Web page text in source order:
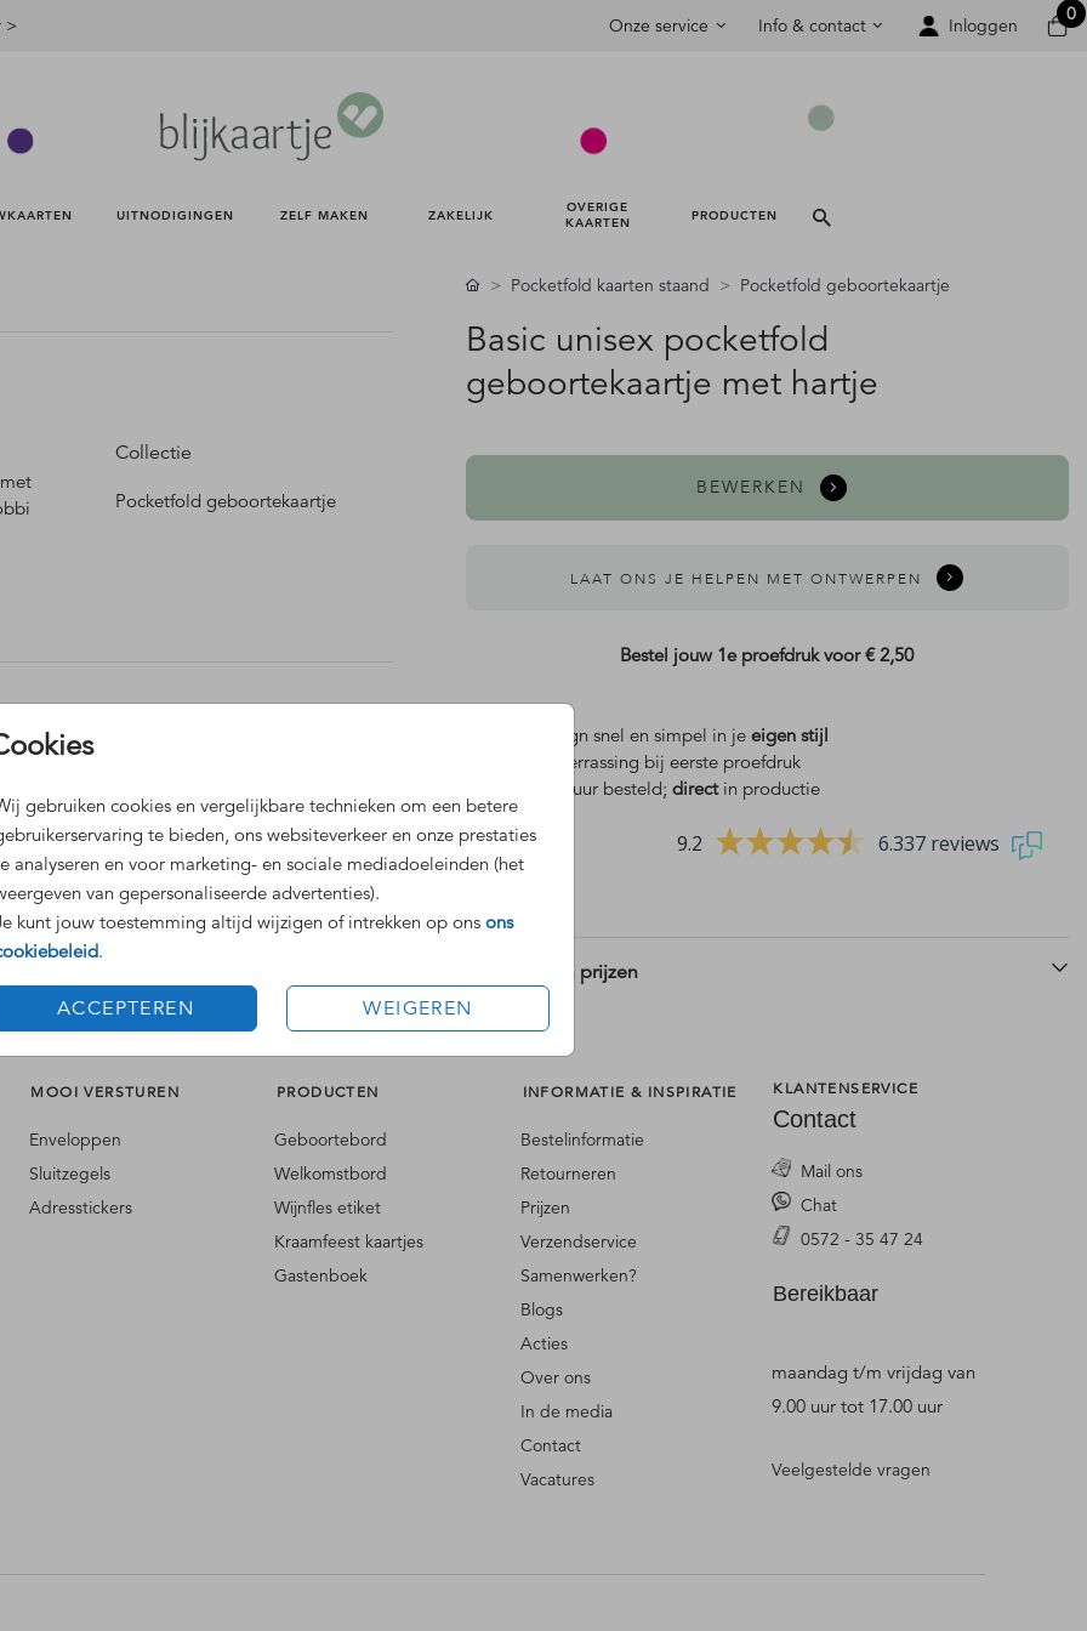
> Onze service Info & contact Inloggen
0
UITNODIGINGEN ZELF MAKEN ZAKELIJK
OVERIGE
KAARTEN
PRODUCTEN
gebruiken cookies en vergelijkbare technieken om een betere
te bieden, ons websiteverkeer en onze prestaties
analyseren en voor marketing- en sociale mediadoeleinden (het
van gepersonaliseerde advertenties).
kunt jouw toestemming altijd wijzigen of intrekken op ons ons
.
ACCEPTEREN WEIGEREN
Collectie
Pocketfold geboortekaartje
Pocketfold kaarten staand Pocketfold geboortekaartje
Basic unisex pocketfold
geboortekaartje met hartje
BEWERKEN
LAAT ONS JE HELPEN MET ONTWERPEN
Bestel jouw 1e proefdruk voor€ 2,50
Dit design snel en simpel in je eigen stijl
verrassing bij eerste proefdruk
Voor 18 uur besteld; directin productie
9.2 6.337 reviews
Formaten en prijzen
MOOI VERSTUREN
Enveloppen
Sluitzegels
Adresstickers
PRODUCTEN
Geboortebord
Welkomstbord
Wijnfles etiket
Kraamfeest kaartjes
Gastenboek
INFORMATIE & INSPIRATIE
Bestelinformatie
Retourneren
Prijzen
Verzendservice
Samenwerken?
Blogs
Acties
Over ons
In de media
Contact
Vacatures
KLANTENSERVICE
Contact
Mail ons
Chat
0572 - 35 47 24
Bereikbaar
maandag t/m vrijdag van
9.00 uur tot 17.00 uur
Veelgestelde vragen